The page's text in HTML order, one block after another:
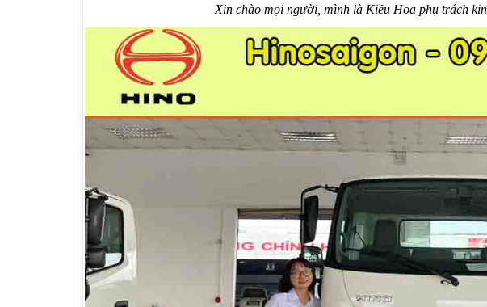
Xin chào mọi người, mình là Kiều Hoa phụ trách